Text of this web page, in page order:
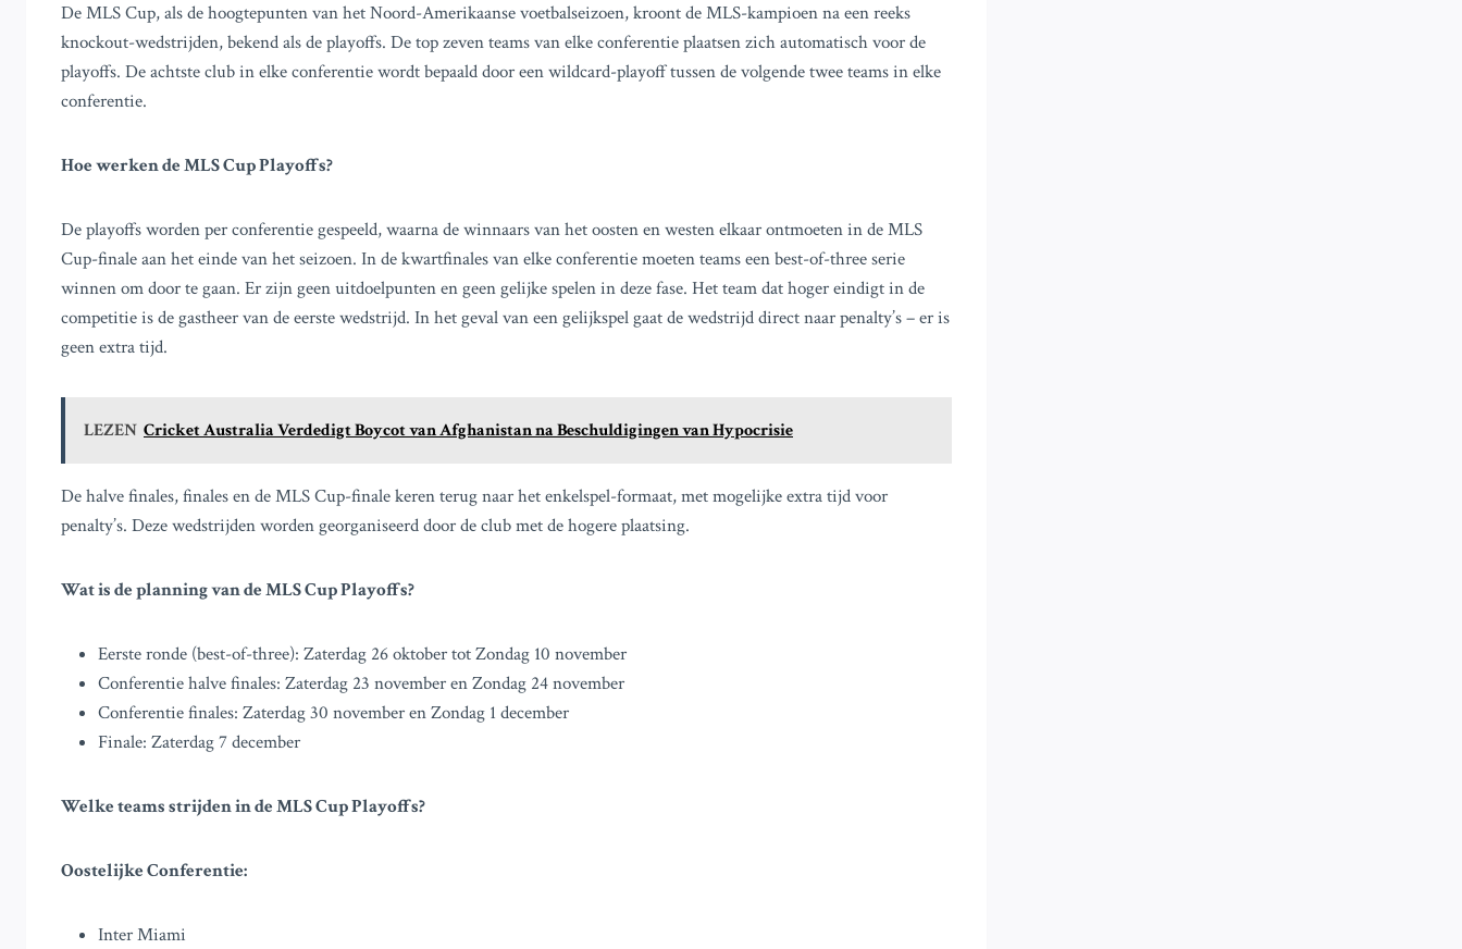
De MLS Cup, als de hoogtepunten van het Noord-Amerikaanse voetbalseizoen, kroont de MLS-kampioen na een reeks
knockout-wedstrijden, bekend als de playoffs. De top zeven teams van elke conferentie plaatsen zich automatisch voor de
playoffs. De achtste club in elke conferentie wordt bepaald door een wildcard-playoff tussen de volgende twee teams in elke
conferentie.
Hoe werken de MLS Cup Playoffs?
De playoffs worden per conferentie gespeeld, waarna de winnaars van het oosten en westen elkaar ontmoeten in de MLS
Cup-finale aan het einde van het seizoen. In de kwartfinales van elke conferentie moeten teams een best-of-three serie
winnen om door te gaan. Er zijn geen uitdoelpunten en geen gelijke spelen in deze fase. Het team dat hoger eindigt in de
competitie is de gastheer van de eerste wedstrijd. In het geval van een gelijkspel gaat de wedstrijd direct naar penalty’s – er is
geen extra tijd.
LEZEN Cricket Australia Verdedigt Boycot van Afghanistan na Beschuldigingen van Hypocrisie
De halve finales, finales en de MLS Cup-finale keren terug naar het enkelspel-formaat, met mogelijke extra tijd voor
penalty’s. Deze wedstrijden worden georganiseerd door de club met de hogere plaatsing.
Wat is de planning van de MLS Cup Playoffs?
Eerste ronde (best-of-three): Zaterdag 26 oktober tot Zondag 10 november
Conferentie halve finales: Zaterdag 23 november en Zondag 24 november
Conferentie finales: Zaterdag 30 november en Zondag 1 december
Finale: Zaterdag 7 december
Welke teams strijden in de MLS Cup Playoffs?
Oostelijke Conferentie:
Inter Miami